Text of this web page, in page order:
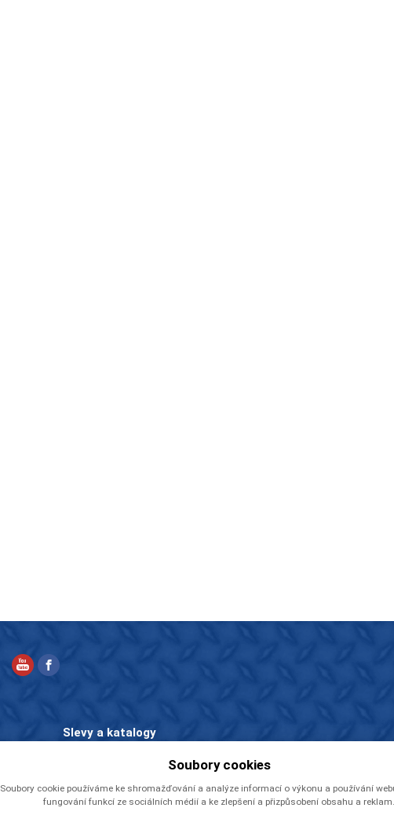
Slevy a katalogy
Rady a tipy
Soubory cookies
Soubory cookie používáme ke shromažďování a analýze informací o výkonu a používání
fungování funkcí ze sociálních médií a ke zlepšení a přizpůsobení obsahu a reklam.